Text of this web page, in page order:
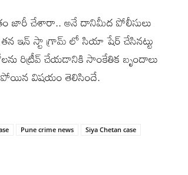
జారీ చేశారా.. అనే దానిమీద పోలీసులు
తన ఇన్ స్టా గ్రామ్ లో సియా షేర్ చేసినట్టు
రిట్రీవ్ చేయడానికి సాంకేతిక బృందాలు
విషయం తెలిసిందే.
Pune crime news
Siya Chetan case